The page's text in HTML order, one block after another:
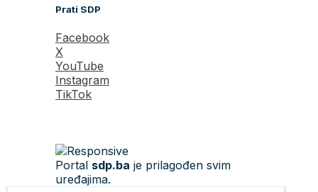
Prati SDP
Facebook
X
YouTube
Instagram
TikTok
Portal sdp.ba je prilagođen svim
uređajima.